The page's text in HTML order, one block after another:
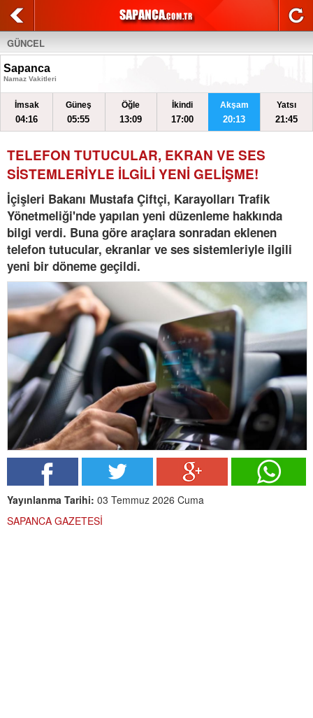
GÜNCEL
Sapanca
Namaz Vakitleri
İmsak
04:16
Güneş
05:55
Öğle
13:09
İkindi
17:00
Akşam
20:13
Yatsı
21:45
TELEFON TUTUCULAR, EKRAN VE SES
SİSTEMLERİYLE İLGİLİ YENİ GELİŞME!
İçişleri Bakanı Mustafa Çiftçi, Karayolları Trafik
Yönetmeliği'nde yapılan yeni düzenleme hakkında
bilgi verdi. Buna göre araçlara sonradan eklenen
telefon tutucular, ekranlar ve ses sistemleriyle ilgili
yeni bir döneme geçildi.
Yayınlanma Tarihi: 03 Temmuz 2026 Cuma
SAPANCA GAZETESİ